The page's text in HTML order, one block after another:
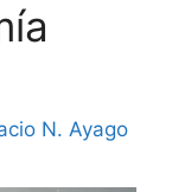
N. Ayago